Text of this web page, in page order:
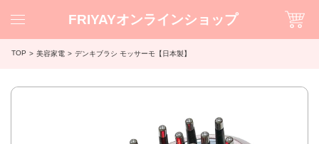
FRIYAYオンラインショップ
TOP 美容家電 デンキブラシ モッサーモ【日本製】